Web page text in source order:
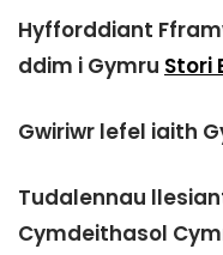
Hyfforddiant
ddim i Gymru Stori
Gwiriwr lefel iaith
Tudalennau
Cymdeithasol